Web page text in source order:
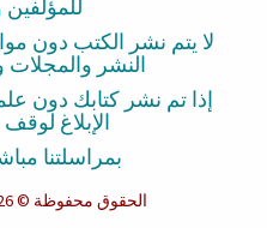
لا يتم نشر الكتب دون
النشر والمجلات
إذا تم نشر كتابك دون
الإبلاغ
بمراسلتنا
الحقوق محفوظة © 2026 مكتبة عين الجامعة